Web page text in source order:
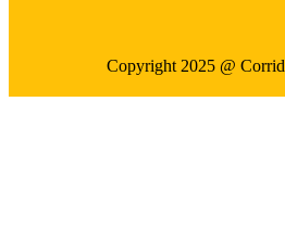
Copyright 2025 @